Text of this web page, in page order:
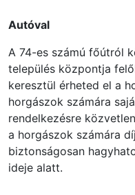
Autóval
A 74-es számú főútról
település központja
keresztül érheted el a
horgászok számára
rendelkezésre
a horgászok számára
biztonságosan
ideje alatt.